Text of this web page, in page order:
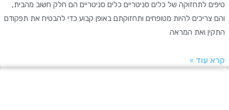
לתחזוקה של כלים סניטריים כלים סניטריים הם חלק חשוב מהבית,
להיות מטופחים ותחזוקתם באופן קבוע כדי להבטיח את תפקודם
ואת המראה
»